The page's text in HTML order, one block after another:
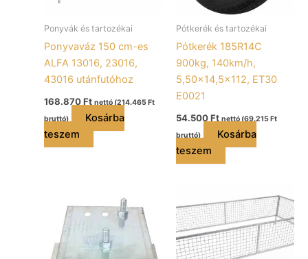
Ponyvák és tartozékai
Ponyvaváz 150 cm-es
ALFA 13016, 23016,
43016 utánfutóhoz
168.870Ft nettó (214.465Ft
bruttó)
Kosárba
teszem
Pótkerék és tartozékai
Pótkerék 185R14C
900kg, 140km/h,
5,50×14,5×112, ET30
E0021
54.500Ft nettó (69.215Ft
bruttó)
Kosárba
teszem